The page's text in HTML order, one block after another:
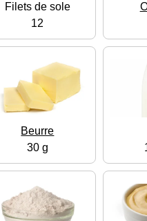
Filets de sole
12
Beurre
30 g